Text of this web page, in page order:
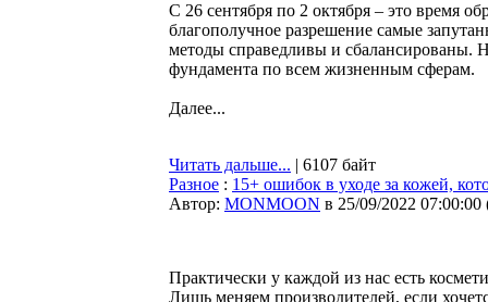
С 26 сентября по 2 октября – это время
благополучное разрешение самые
методы справедливы и сбалансированы.
фундамента по всем жизненным сферам.
Далее...
Читать дальше... | 6107 байт
Разное : 15+ ошибок в уходе за кожей,
Автор: MONMOON в 25/09/2022 07:00:00
Практически у каждой из нас есть
Лишь меняем производителей, если